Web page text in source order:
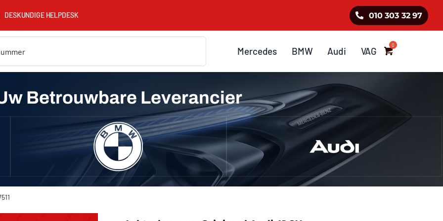
DESKUNDIGE HELPDESK 010 303 32 97
Mercedes BMW Audi VAG
Betrouwbare Leverancier